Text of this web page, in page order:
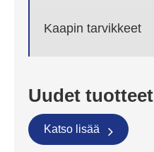
Kaapin tarvikkeet
Uudet tuotteet
Katso lisää